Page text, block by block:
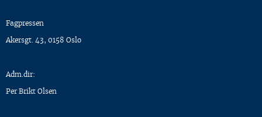
Fagpressen
Akersgt. 43, 0158 Oslo
Adm.dir:
Per Brikt Olsen